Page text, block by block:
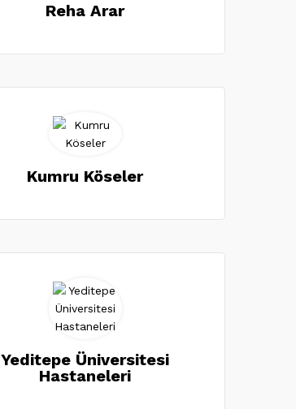
Reha Arar
Kumru Köseler
Yeditepe Üniversitesi
Hastaneleri